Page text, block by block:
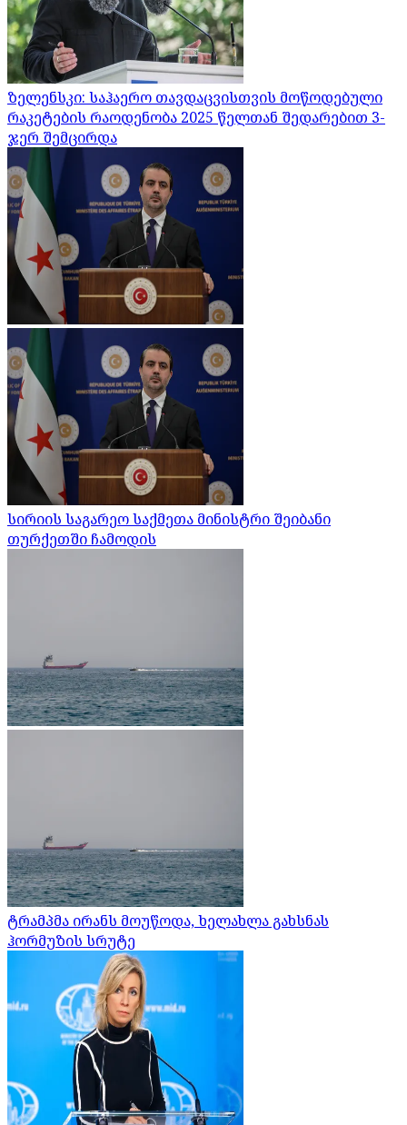
ზელენსკი: საჰაერო თავდაცვისთვის მოწოდებული
რაკეტების რაოდენობა 2025 წელთან შედარებით 3-
ჯერ შემცირდა
სირიის საგარეო საქმეთა მინისტრი შეიბანი
თურქეთში ჩამოდის
ტრამპმა ირანს მოუწოდა, ხელახლა გახსნას
ჰორმუზის სრუტე